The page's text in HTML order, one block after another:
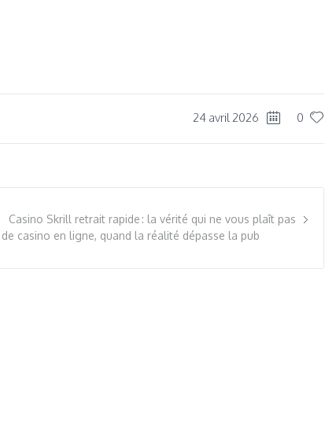
24 avril 2026 0
Casino Skrill retrait rapide : la vérité qui ne vous plaît pas
casino en ligne, quand la réalité dépasse la pub